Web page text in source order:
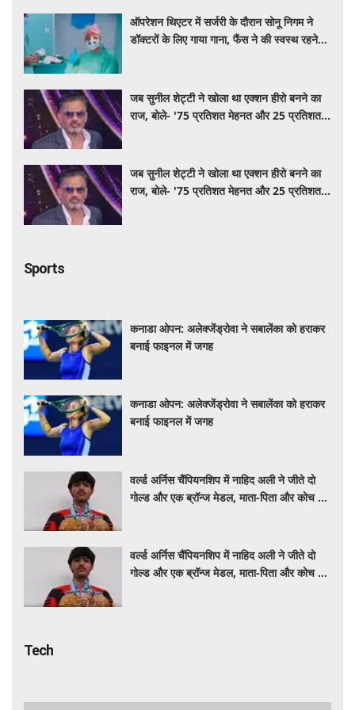
ऑपरेशन थिएटर में सर्जरी के दौरान सोनू निगम ने
डॉक्टरों के लिए गाया गाना, फैंस ने की स्वस्थ रहने
जब सुनील शेट्टी ने खोला था एक्शन हीरो बनने का
राज, बोले- '75 प्रतिशत मेहनत और 25 प्रतिशत
जब सुनील शेट्टी ने खोला था एक्शन हीरो बनने का
राज, बोले- '75 प्रतिशत मेहनत और 25 प्रतिशत
Sports
कनाडा ओपन: अलेक्जेंड्रोवा ने सबालेंका को हराकर
बनाई फाइनल में जगह
कनाडा ओपन: अलेक्जेंड्रोवा ने सबालेंका को हराकर
बनाई फाइनल में जगह
वर्ल्ड अर्निस चैंपियनशिप में नाहिद अली ने जीते दो
गोल्ड और एक ब्रॉन्ज मेडल, माता-पिता और कोच को
वर्ल्ड अर्निस चैंपियनशिप में नाहिद अली ने जीते दो
गोल्ड और एक ब्रॉन्ज मेडल, माता-पिता और कोच को
Tech